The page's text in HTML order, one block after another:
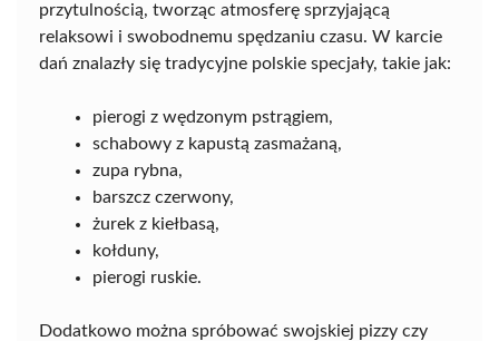
przytulnością, tworząc atmosferę sprzyjającą
relaksowi i swobodnemu spędzaniu czasu. W karcie
dań znalazły się tradycyjne polskie specjały, takie jak:
pierogi z wędzonym pstrągiem,
schabowy z kapustą zasmażaną,
zupa rybna,
barszcz czerwony,
żurek z kiełbasą,
kołduny,
pierogi ruskie.
Dodatkowo można spróbować swojskiej pizzy czy